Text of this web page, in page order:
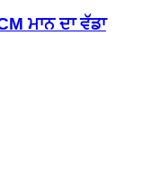
ਮਾਨ ਦਾ ਵੱਡਾ